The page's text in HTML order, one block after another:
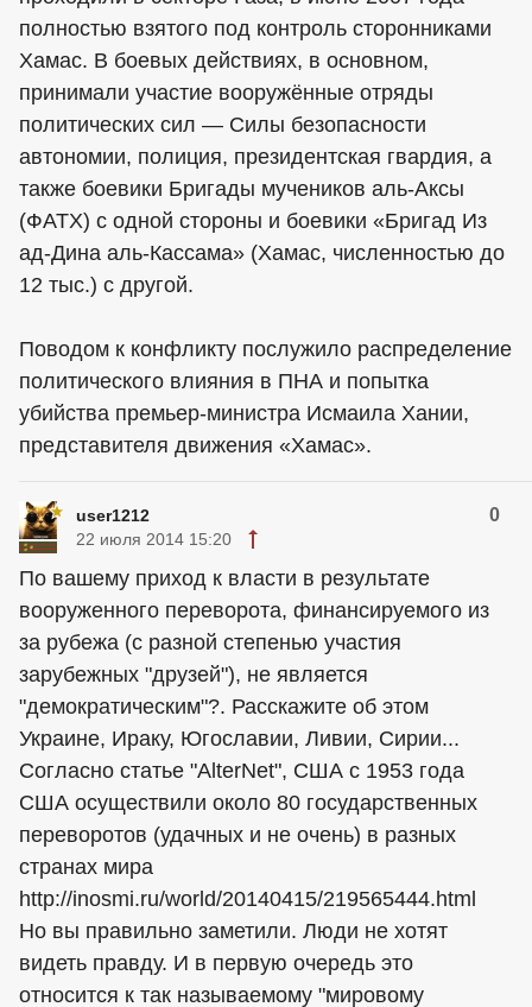
полностью взятого под контроль сторонниками
Хамас. В боевых действиях, в основном,
принимали участие вооружённые отряды
политических сил — Силы безопасности
автономии, полиция, президентская гвардия, а
также боевики Бригады мучеников аль-Аксы
(ФАТХ) с одной стороны и боевики «Бригад Из
ад-Дина аль-Кассама» (Хамас, численностью до
12 тыс.) с другой.
Поводом к конфликту послужило распределение
политического влияния в ПНА и попытка
убийства премьер-министра Исмаила Хании,
представителя движения «Хамас».
user1212 0
22 июля 2014 15:20
По вашему приход к власти в результате
вооруженного переворота, финансируемого из
за рубежа (с разной степенью участия
зарубежных "друзей"), не является
"демократическим"?. Расскажите об этом
Украине, Ираку, Югославии, Ливии, Сирии...
Согласно статье "AlterNet", США с 1953 года
США осуществили около 80 государственных
переворотов (удачных и не очень) в разных
странах мира
http://inosmi.ru/world/20140415/219565444.html
Но вы правильно заметили. Люди не хотят
видеть правду. И в первую очередь это
относится к так называемому "мировому